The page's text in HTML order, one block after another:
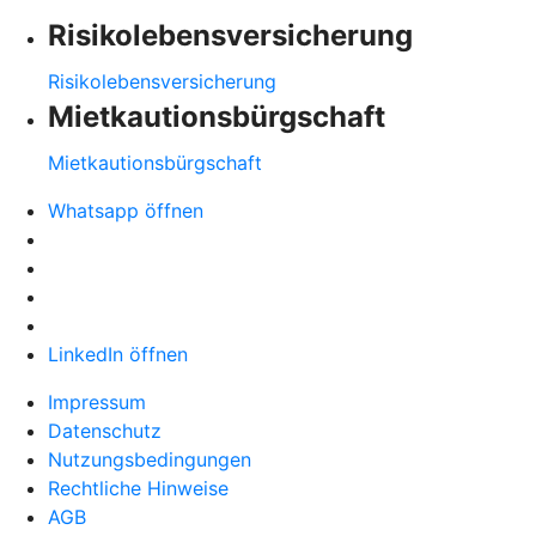
Risikolebensversicherung
Risikolebensversicherung
Mietkautionsbürgschaft
Mietkautionsbürgschaft
Whatsapp öffnen
LinkedIn öffnen
Impressum
Datenschutz
Nutzungsbedingungen
Rechtliche Hinweise
AGB